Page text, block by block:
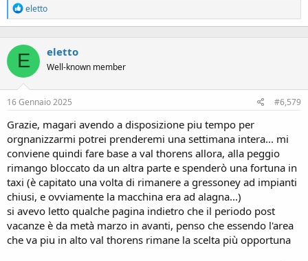
R
e
a
t
i
n
:
eletto
E eletto
Well-known member
16 Gennaio 2025 #6,579
Grazie, magari avendo a disposizione piu tempo per
orgnanizzarmi potrei prenderemi una settimana intera... mi
conviene quindi fare base a val thorens allora, alla peggio
rimango bloccato da un altra parte e spenderò una fortuna in
taxi (è capitato una volta di rimanere a gressoney ad impianti
chiusi, e ovviamente la macchina era ad alagna...)
si avevo letto qualche pagina indietro che il periodo post
vacanze è da metà marzo in avanti, penso che essendo l'area
che va piu in alto val thorens rimane la scelta più opportuna